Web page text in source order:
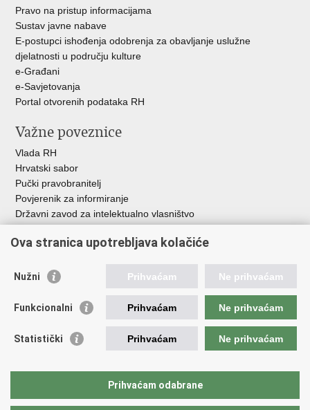
Pravo na pristup informacijama
Sustav javne nabave
E-postupci ishođenja odobrenja za obavljanje uslužne
djelatnosti u području kulture
e-Građani
e-Savjetovanja
Portal otvorenih podataka RH
Važne poveznice
Vlada RH
Hrvatski sabor
Pučki pravobranitelj
Povjerenik za informiranje
Državni zavod za intelektualno vlasništvo
HAKOM
Ostale poveznice
Hrvatski audiovizualni centar
Creative Europe
EU National Institutes for Culture
Međunarodni centar za podvodnu arheologiju u Zadru (MCPA)
Ova stranica upotrebljava kolačiće
Nužni Prihvaćam Ne prihvaćam
Funkcionalni Prihvaćam Ne prihvaćam
Statistički Prihvaćam Ne prihvaćam
Prihvaćam odabrane